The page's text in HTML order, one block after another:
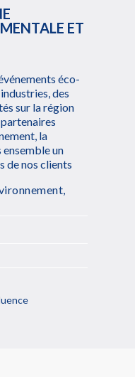
ET
éco-
des
sur la région
la
ensemble un
de nos clients
,